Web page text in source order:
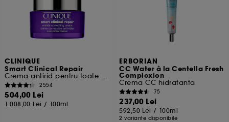
CLINIQUE
Smart Clinical Repair
Crema antirid pentru toate tipurile de piele
2554
504,00 Lei
1.008,00 Lei / 100ml
ERBORIAN
CC Water à la Centella Fresh
Complexion
Crema CC hidratanta
75
237,00 Lei
592,50 Lei / 100ml
2 variante disponibile
Cu exceptia cookie-urilor tehnice, plasarea si citirea
celorlalte necesita acordul tau. Poti sa iti personalizezi
alegerile privind plasarea acestor cookies folosind
optiunea "Schimba preferintele" de mai jos, sau poti
toate". Poti alege sa iti modifici preferintele oricand.
Daca doresti mai multe informatii despre cookie-urile
folosite, clickaici.